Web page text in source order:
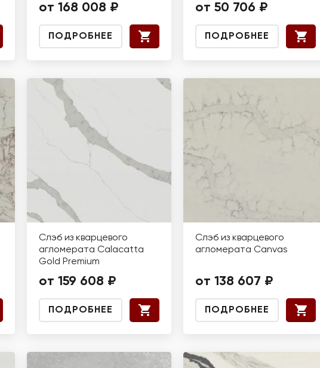
от 168 008 ₽
ПОДРОБНЕЕ
от 50 706 ₽
ПОДРОБНЕЕ
Слэб из кварцевого
агломерата Calacatta
Gold Premium
от 159 608 ₽
ПОДРОБНЕЕ
Слэб из кварцевого
агломерата Canvas
от 138 607 ₽
ПОДРОБНЕЕ